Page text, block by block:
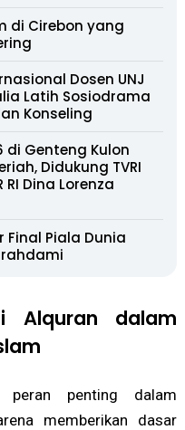
di Cirebon yang
Dosen UNJ
Latih Sosiodrama
Konseling
di Genteng Kulon
Didukung TVRI
Dina Lorenza
Final Piala Dunia
Alquran dalam
peran penting dalam
memberikan dasar